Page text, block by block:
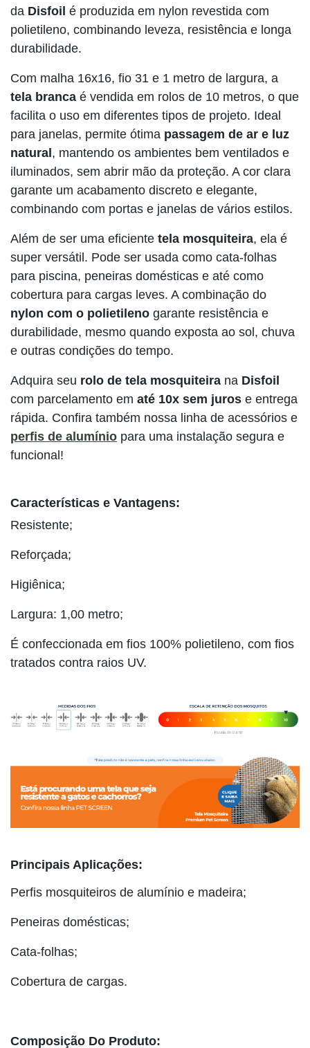
da Disfoil é produzida em nylon revestida com
polietileno, combinando leveza, resistência e longa
durabilidade.
Com malha 16x16, fio 31 e 1 metro de largura, a
tela branca é vendida em rolos de 10 metros, o que
facilita o uso em diferentes tipos de projeto. Ideal
para janelas, permite ótima passagem de ar e luz
natural, mantendo os ambientes bem ventilados e
iluminados, sem abrir mão da proteção. A cor clara
garante um acabamento discreto e elegante,
combinando com portas e janelas de vários estilos.
Além de ser uma eficiente tela mosquiteira, ela é
super versátil. Pode ser usada como cata-folhas
para piscina, peneiras domésticas e até como
cobertura para cargas leves. A combinação do
nylon com o polietileno garante resistência e
durabilidade, mesmo quando exposta ao sol, chuva
e outras condições do tempo.
Adquira seu rolo de tela mosquiteira na Disfoil
com parcelamento em até 10x sem juros e entrega
rápida. Confira também nossa linha de acessórios e
perfis de alumínio para uma instalação segura e
funcional!
Características e Vantagens:
Resistente;
Reforçada;
Higiênica;
Largura: 1,00 metro;
É confeccionada em fios 100% polietileno, com fios
tratados contra raios UV.
Principais Aplicações:
Perfis mosquiteiros de alumínio e madeira;
Peneiras domésticas;
Cata-folhas;
Cobertura de cargas.
Composição Do Produto: